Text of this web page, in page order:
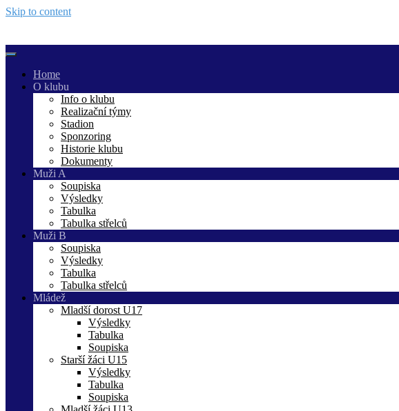
Skip to content
Home
O klubu
Info o klubu
Realizační týmy
Stadion
Sponzoring
Historie klubu
Dokumenty
Muži A
Soupiska
Výsledky
Tabulka
Tabulka střelců
Muži B
Soupiska
Výsledky
Tabulka
Tabulka střelců
Mládež
Mladší dorost U17
Výsledky
Tabulka
Soupiska
Starší žáci U15
Výsledky
Tabulka
Soupiska